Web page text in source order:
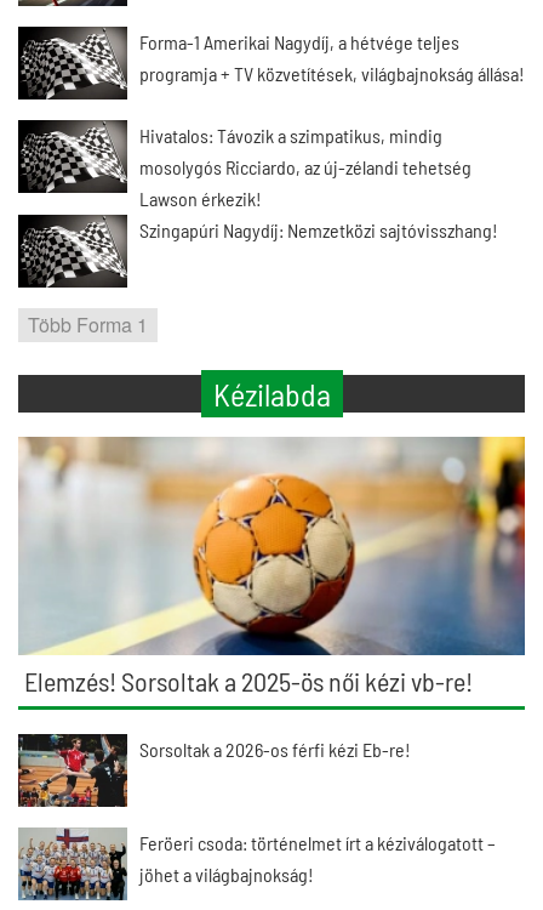
Forma-1 Amerikai Nagydíj, a hétvége teljes
programja + TV közvetítések, világbajnokság állása!
Hivatalos: Távozik a szimpatikus, mindig
mosolygós Ricciardo, az új-zélandi tehetség
Lawson érkezik!
Szingapúri Nagydíj: Nemzetközi sajtóvisszhang!
Több Forma 1
Kézilabda
Elemzés! Sorsoltak a 2025-ös női kézi vb-re!
Sorsoltak a 2026-os férfi kézi Eb-re!
Feröeri csoda: történelmet írt a kéziválogatott –
jöhet a világbajnokság!